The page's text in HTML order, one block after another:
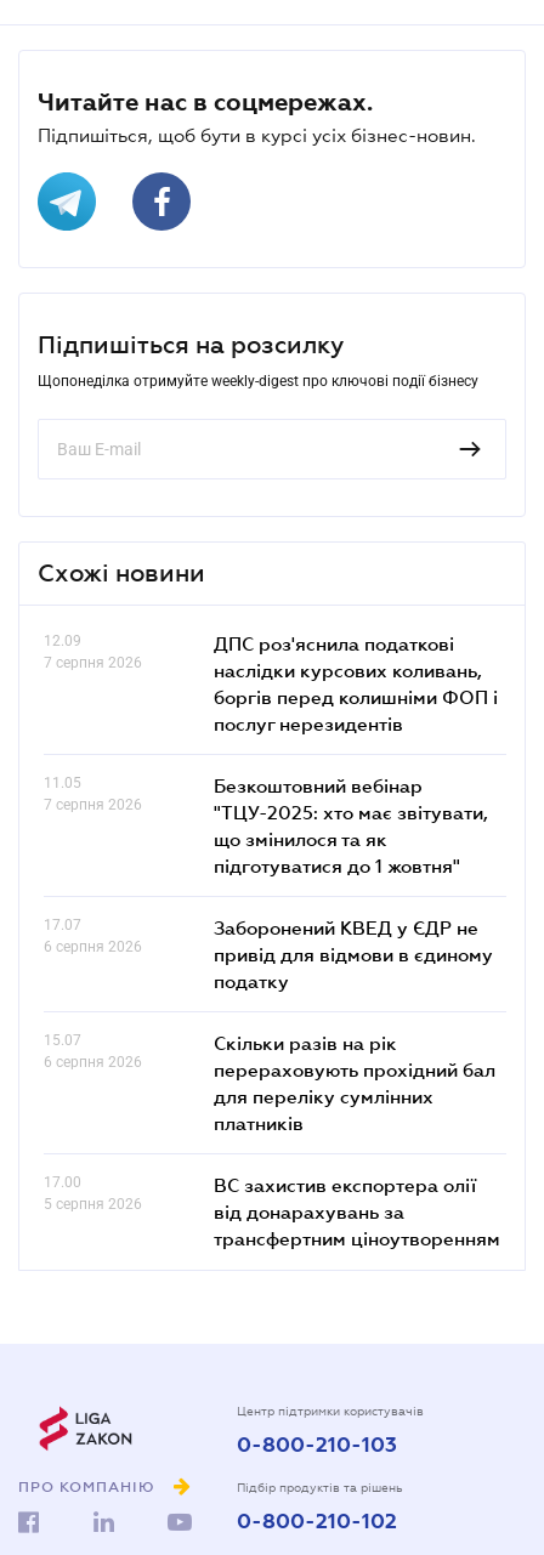
Читайте нас в соцмережах.
Підпишіться, щоб бути в курсі усіх бізнес-новин.
Підпишіться на розсилку
Щопонеділка отримуйте weekly-digest про ключові події бізнесу
Схожі новини
12.09
7 серпня 2026
ДПС роз'яснила податкові
наслідки курсових коливань,
боргів перед колишніми ФОП і
послуг нерезидентів
11.05
7 серпня 2026
Безкоштовний вебінар
"ТЦУ-2025: хто має звітувати,
що змінилося та як
підготуватися до 1 жовтня"
17.07
6 серпня 2026
Заборонений КВЕД у ЄДР не
привід для відмови в єдиному
податку
15.07
6 серпня 2026
Скільки разів на рік
перераховують прохідний бал
для переліку сумлінних
платників
17.00
5 серпня 2026
ВС захистив експортера олії
від донарахувань за
трансфертним ціноутворенням
ПРО КОМПАНІЮ
Центр підтримки користувачів
0-800-210-103
Підбір продуктів та рішень
0-800-210-102